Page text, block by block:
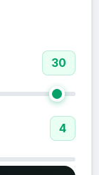
30
4